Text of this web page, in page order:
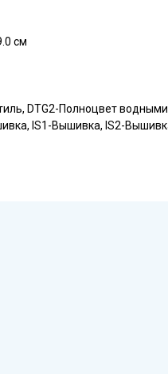
см
DTG2-Полноцвет водными
IS1-Вышивка, IS2-